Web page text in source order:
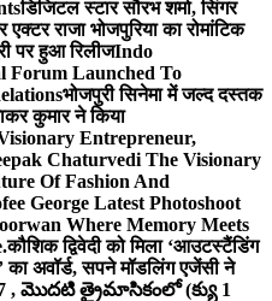
डिजिटल स्टार सौरभ शर्मा, सिंगर
राजा भोजपुरिया का रोमांटिक
पर हुआ रिलीजIndo
Forum Launched To
भोजपुरी सिनेमा में जल्द दस्तक
कुमार ने किया
Entrepreneur,
Chaturvedi The Visionary
Of Fashion And
George Latest Photoshoot
Where Memory Meets
कौशिक द्विवेदी को मिला ‘आउटस्टैंडिंग
अवॉर्ड, सपने मॉडलिंग एजेंसी ने
, మొదటి త్రైమాసికంలో (క్యు 1